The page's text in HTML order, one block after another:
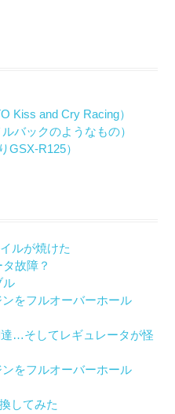
Kiss and Cry Racing）
バックのようなもの）
GSX-R125）
ルが焼けた
故障？
ル
をフルオーバーホール
達…そしてレギュレータが怪
をフルオーバーホール
してみた